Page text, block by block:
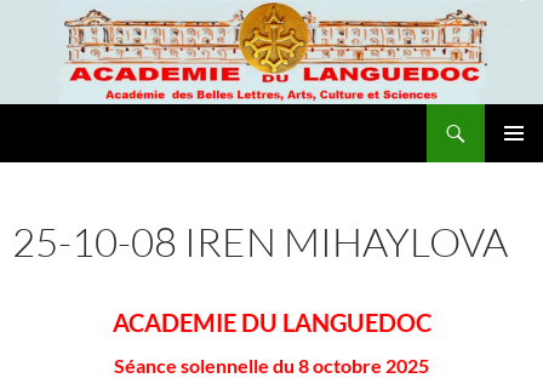
25-10-08 IREN MIHAYLOVA
ACADEMIE DU LANGUEDOC
Séance solennelle du 8 octobre 2025